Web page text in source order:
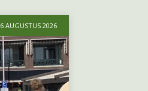
6 AUGUSTUS 2026